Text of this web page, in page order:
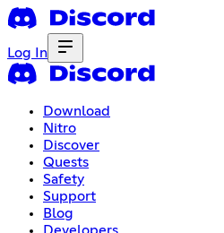
Log In
Download
Nitro
Discover
Quests
Safety
Support
Blog